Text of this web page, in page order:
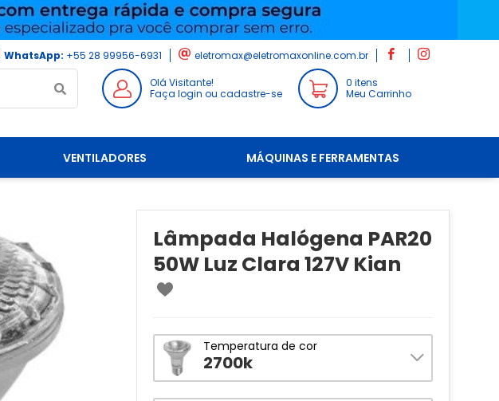
WhatsApp: +55 28 99956-6931
eletromax@eletromaxonline.com.br
Olá Visitante!
Faça login ou cadastre-se
0 itens
Meu Carrinho
VENTILADORES MÁQUINAS E FERRAMENTAS
Lâmpada Halógena PAR20
50W Luz Clara 127V Kian
Temperatura de cor
2700k